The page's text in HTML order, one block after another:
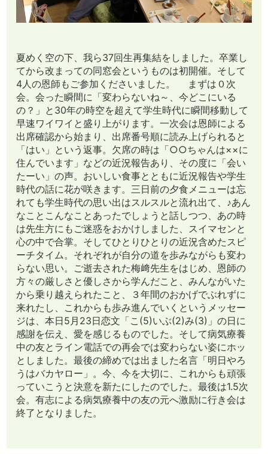
夏めく空の下、我ら37回生再集結をしました。卒業し
てから改まっての同窓会というものは初開催。そして
4人の恩師もご参加くださいました。 まずは０次
会。会った瞬間に「変わらないね～、今どこにいる
の？」と30年の時空を超えて学生時代に瞬間移動して
早速ワイワイと盛り上がります。一次会は恩師による
出席確認から始まり、出席番号順に読み上げられると
「はい」という返事。欠席の時は「○○ちゃんは××に
住んでいます」などの近況報告あり、その度に「会い
たーい」の声。おいしい食事とともに近況報告や学生
時代の話に花が咲きます。三日前の夕食メニューは忘
れても学生時代の思い出はスルスルと流れ出て、♪あん
なことこんなことあったでしょうと話しつつ、あの時
は先生方にもご迷惑をおかけしました、スイマセンと
心の中で合掌。そしてひとりひとりの近況含めたスピ
ーチタイム。それぞれが自分の道を歩みながらも変わ
らない思い。ご逝去された梅﨑先生をはじめ、恩師の
方々の厳しさと優しさから学んだこと、みんながいた
から乗り越えられたこと、３年間のおかげでぶれずに
来れたし、これからも歩み進んでいくというメッセー
ジは、本日5月23日恋文「こ(5)いぶ(2)み(3)」の日に
感謝を伝え、愛を感じるものでした。そして病気療養
中の友とライン電話での再会では変わらない姿にホッ
としました。最後の締めでは出ました名言「明日やろ
うはバカヤロー」。今、今を大切に、これからも頑張
っていこうと決意を新たにしたのでした。最後は1.5次
会。有志による病気療養中の友の元へ激励に行き会は
終了となりました。